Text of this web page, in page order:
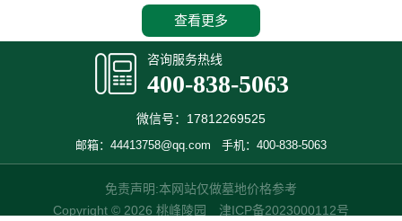
查看更多
咨询服务热线
400-838-5063
微信号：17812269525
邮箱：44413758@qq.com 手机：400-838-5063
免责声明:本网站仅做墓地价格参考
Copyright © 2026 桃峰陵园 津ICP备2023000112号